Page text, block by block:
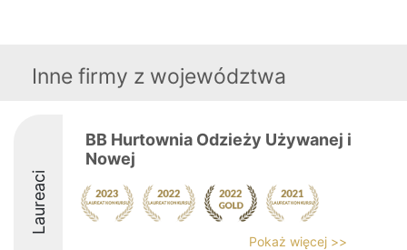
Inne firmy z województwa
Laureaci
BB Hurtownia Odzieży Używanej i
Nowej
Pokaż więcej >>